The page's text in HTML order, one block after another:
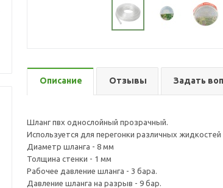
Описание Отзывы Задать
Шланг пвх однослойный прозрачный.
Используется для перегонки различных жидкостей
Диаметр шланга - 8 мм
Толщина стенки - 1 мм
Рабочее давление шланга - 3 бара.
Давление шланга на разрыв - 9 бар.